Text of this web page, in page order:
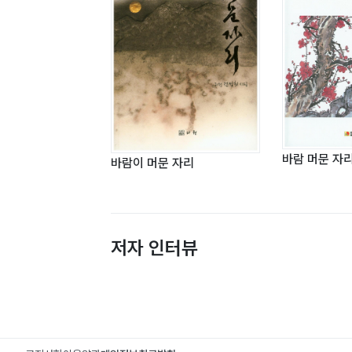
바람이 머문 자리 바람 머문 자
저자 인터뷰